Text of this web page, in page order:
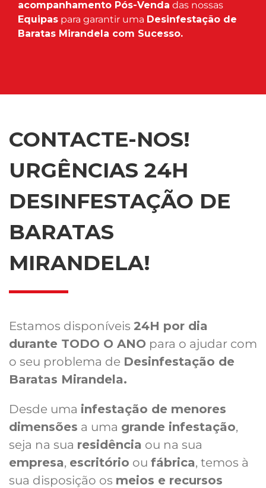
acompanhamento Pós-Venda das nossas
Equipas para garantir uma Desinfestação de
Baratas Mirandela com Sucesso.
CONTACTE-NOS!
URGÊNCIAS 24H
DESINFESTAÇÃO DE
BARATAS
MIRANDELA!
Estamos disponíveis 24H por dia
durante TODO O ANO para o ajudar com
o seu problema de Desinfestação de
Baratas Mirandela.
Desde uma infestação de menores
dimensões a uma grande infestação,
seja na sua residência ou na sua
empresa, escritório ou fábrica, temos à
sua disposição os meios e recursos